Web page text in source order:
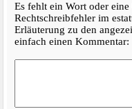
Es fehlt ein Wort oder
Rechtschreibfehler im
Erläuterung zu den
einfach einen Kommentar: